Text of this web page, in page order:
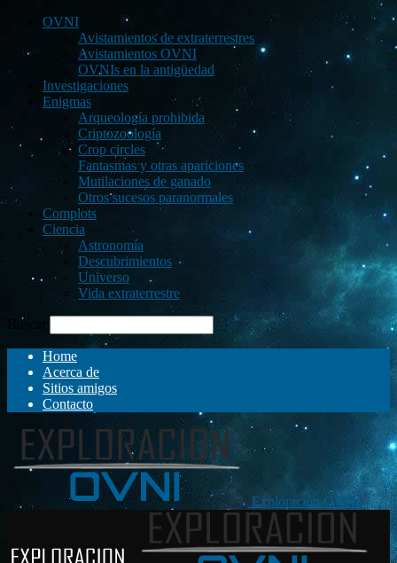
OVNI
Avistamientos de extraterrestres
Avistamientos OVNI
OVNIs en la antigüedad
Investigaciones
Enigmas
Arqueología prohibida
Criptozoología
Crop circles
Fantasmas y otras apariciones
Mutilaciones de ganado
Otros sucesos paranormales
Complots
Ciencia
Astronomía
Descubrimientos
Universo
Vida extraterrestre
Buscar
Home
Acerca de
Sitios amigos
Contacto
Exploración OVNI